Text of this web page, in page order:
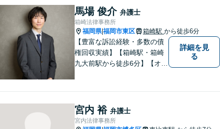
馬場 俊介 弁護士
箱崎法律事務所
福岡県|福岡市東区 箱崎駅 から徒歩6分
【豊富な訴訟経験・多数の債
権回収実績】【箱崎駅・箱崎
九大前駅から徒歩6分】【オン
ビジネス上の法的課題まで、
各種法律相談、訴訟・債権回
詳細を見
る
宮内 裕 弁護士
宮内法律事務所